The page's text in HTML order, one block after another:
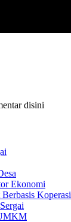
disini
Ekonomi
Koperasi